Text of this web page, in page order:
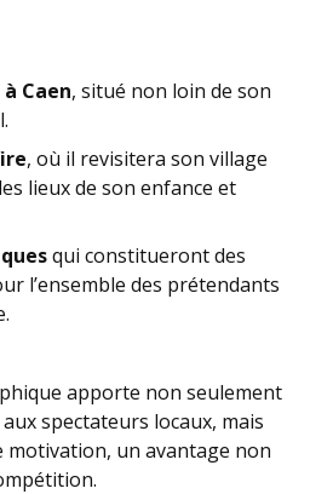
Caen, situé non loin de son
, où il revisitera son village
lieux de son enfance et
qui constitueront des
l’ensemble des prétendants
apporte non seulement
spectateurs locaux, mais
motivation, un avantage non